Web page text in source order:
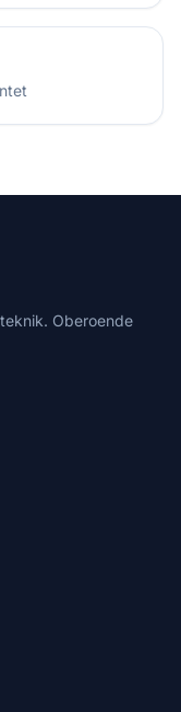
Oberoende